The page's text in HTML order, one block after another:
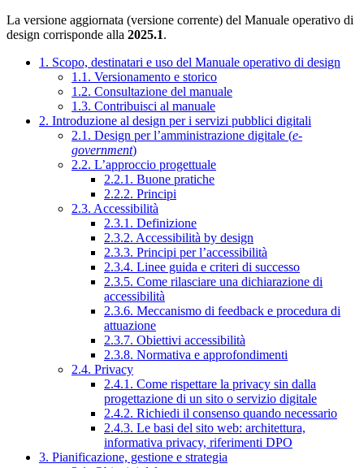
La versione aggiornata (versione corrente) del Manuale operativo di
design corrisponde alla 2025.1.
1. Scopo, destinatari e uso del Manuale operativo di design
1.1. Versionamento e storico
1.2. Consultazione del manuale
1.3. Contribuisci al manuale
2. Introduzione al design per i servizi pubblici digitali
2.1. Design per l’amministrazione digitale (e-
government)
2.2. L’approccio progettuale
2.2.1. Buone pratiche
2.2.2. Principi
2.3. Accessibilità
2.3.1. Definizione
2.3.2. Accessibilità by design
2.3.3. Principi per l’accessibilità
2.3.4. Linee guida e criteri di successo
2.3.5. Come rilasciare una dichiarazione di
accessibilità
2.3.6. Meccanismo di feedback e procedura di
attuazione
2.3.7. Obiettivi accessibilità
2.3.8. Normativa e approfondimenti
2.4. Privacy
2.4.1. Come rispettare la privacy sin dalla
progettazione di un sito o servizio digitale
2.4.2. Richiedi il consenso quando necessario
2.4.3. Le basi del sito web: architettura,
informativa privacy, riferimenti DPO
3. Pianificazione, gestione e strategia